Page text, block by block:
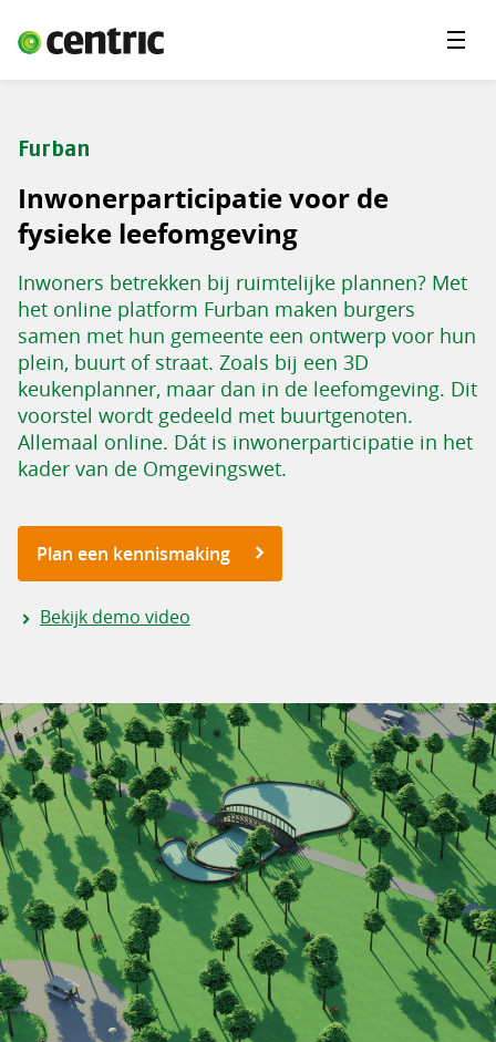
Oplossingen
Contact
Careers
Insights
Furban
Inwonerparticipatie voor de
fysieke leefomgeving
Inwoners betrekken bij ruimtelijke plannen? Met
het online platform Furban maken burgers
samen met hun gemeente een ontwerp voor hun
plein, buurt of straat. Zoals bij een 3D
keukenplanner, maar dan in de leefomgeving. Dit
voorstel wordt gedeeld met buurtgenoten.
Allemaal online. Dát is inwonerparticipatie in het
kader van de Omgevingswet.
Plan een kennismaking
Bekijk demo video